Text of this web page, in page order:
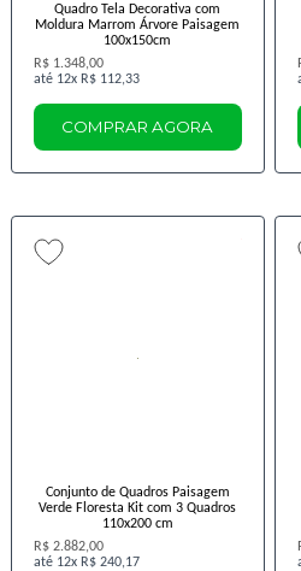
Quadro Tela Decorativa com
Moldura Marrom Árvore Paisagem
100x150cm
R$ 1.348,00
12x R$ 112,33
COMPRAR AGORA
Conjunto de Quadros Paisagem
Verde Floresta Kit com 3 Quadros
110x200 cm
R$ 2.882,00
12x R$ 240,17